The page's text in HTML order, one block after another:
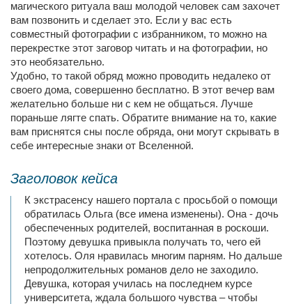
магического ритуала ваш молодой человек сам захочет
вам позвонить и сделает это. Если у вас есть
совместный фотографии с избранником, то можно на
перекрестке этот заговор читать и на фотографии, но
это необязательно.
Удобно, то такой обряд можно проводить недалеко от
своего дома, совершенно бесплатно. В этот вечер вам
желательно больше ни с кем не общаться. Лучше
пораньше лягте спать. Обратите внимание на то, какие
вам приснятся сны после обряда, они могут скрывать в
себе интересные знаки от Вселенной.
Заголовок кейса
К экстрасенсу нашего портала с просьбой о помощи
обратилась Ольга (все имена изменены). Она - дочь
обеспеченных родителей, воспитанная в роскоши.
Поэтому девушка привыкла получать то, чего ей
хотелось. Оля нравилась многим парням. Но дальше
непродолжительных романов дело не заходило.
Девушка, которая училась на последнем курсе
университета, ждала большого чувства – чтобы